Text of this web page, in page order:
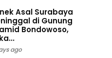
Asal Surabaya
di Gunung
Bondowoso,
ago